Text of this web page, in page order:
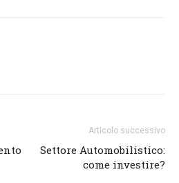
Articolo successivo
Settore Automobilistico:
come investire?